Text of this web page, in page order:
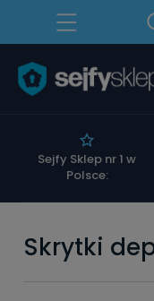
Sejfy Sklep nr 1 w
Polsce:
Skrytki